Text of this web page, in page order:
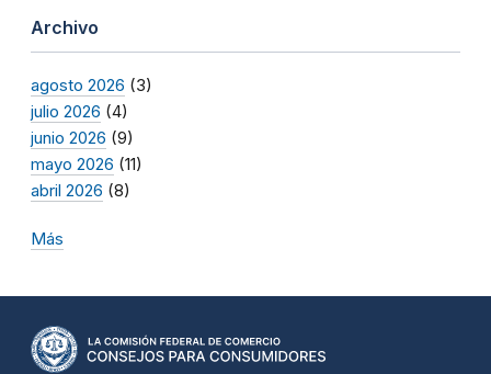
Archivo
agosto 2026 (3)
julio 2026 (4)
junio 2026 (9)
mayo 2026 (11)
abril 2026 (8)
Más